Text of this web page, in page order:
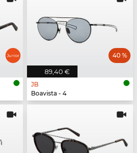
89,40 €
40 %
JB
Boavista - 4